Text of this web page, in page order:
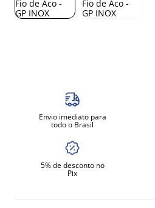
Envio imediato para
todo o Brasil
5% de desconto no
Pix
5 º
forno
amassadeira
prato